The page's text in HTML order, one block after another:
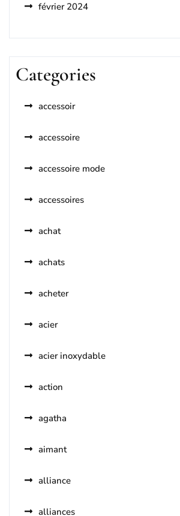
février 2024
Categories
accessoir
accessoire
accessoire mode
accessoires
achat
achats
acheter
acier
acier inoxydable
action
agatha
aimant
alliance
alliances